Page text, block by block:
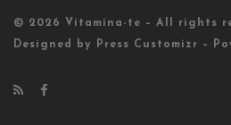
© 2026 Vitamina-te – All rights
Designed by Press Customizr –